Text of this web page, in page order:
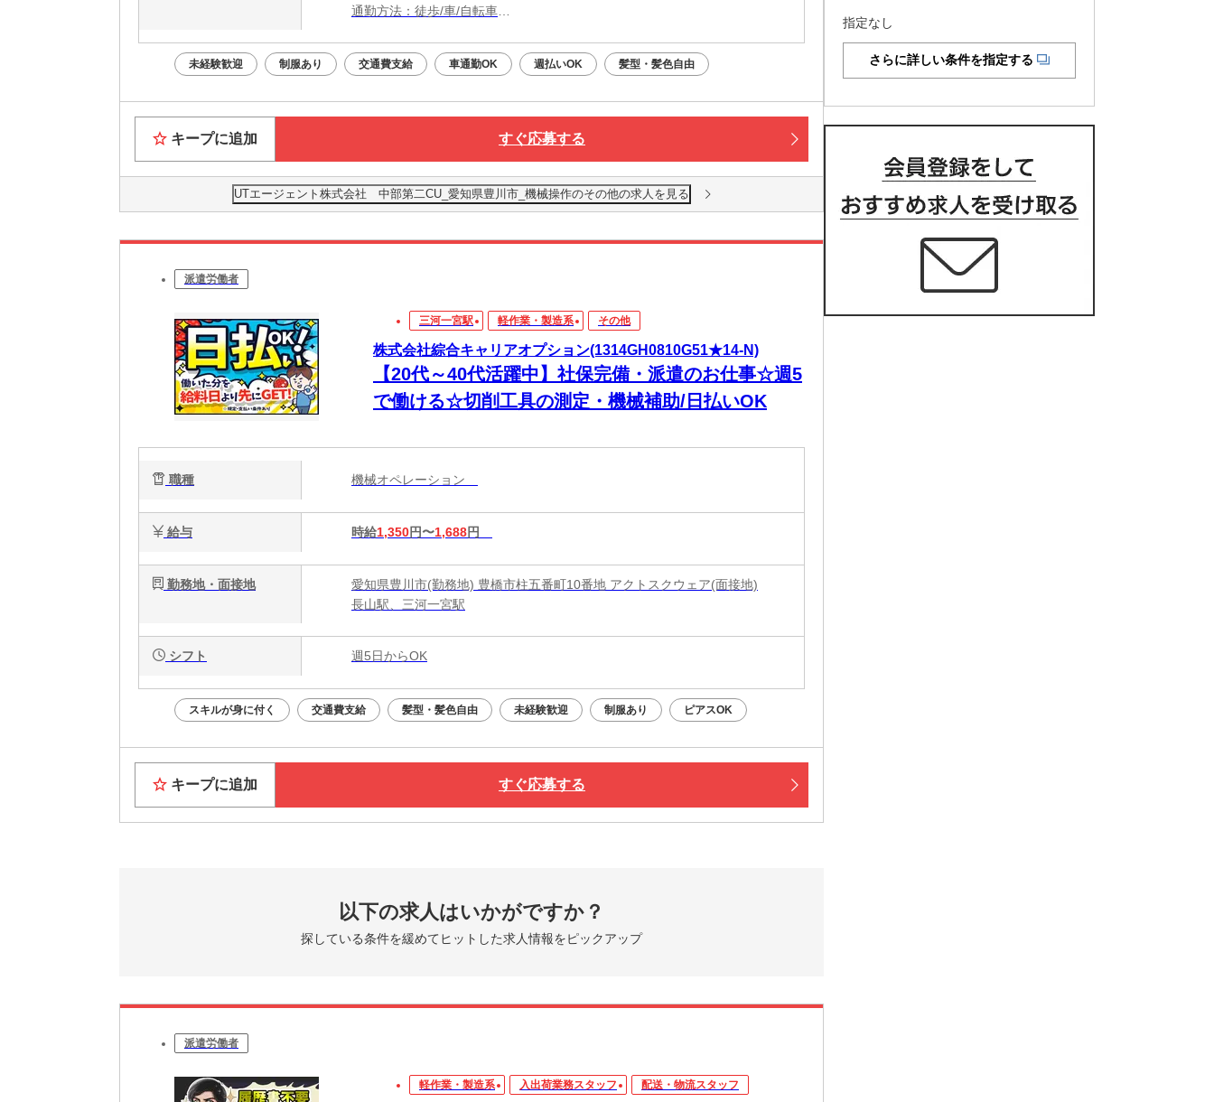
通勤方法：徒歩/車/自転車
未経験歓迎 制服あり 交通費支給 車通勤OK 週払いOK 髪型・髪色自由
キープに追加 すぐ応募する
UTエージェント株式会社 中部第二CU_愛知県豊川市_機械操作のその他の求人を見る
派遣労働者
三河一宮駅 軽作業・製造系 その他
株式会社綜合キャリアオプション(1314GH0810G51★14-N)
【20代～40代活躍中】社保完備・派遣のお仕事☆週5
で働ける☆切削工具の測定・機械補助/日払いOK
職種 機械オペレーション
給与 時給1,350円〜1,688円
勤務地・面接地
愛知県豊川市(勤務地) 豊橋市柱五番町10番地 アクトスクウェア(面接地)
長山駅、三河一宮駅
シフト 週5日からOK
スキルが身に付く 交通費支給 髪型・髪色自由 未経験歓迎 制服あり ピアスOK
キープに追加 すぐ応募する
以下の求人はいかがですか？
探している条件を緩めてヒットした求人情報をピックアップ
派遣労働者
軽作業・製造系 入出荷業務スタッフ 配送・物流スタッフ
指定なし
さらに詳しい条件を指定する